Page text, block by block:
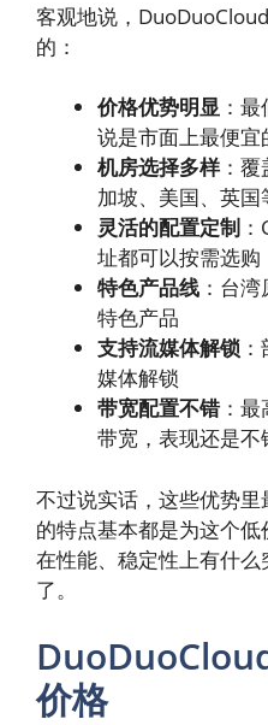
客观地说，
的：
价格优势明显 ：
说是市面上最便宜
机房选择多样：覆
加坡、美国、英国
灵活的配置定制
址都可以按需选购
特色产品线 ：台
特色产品
支持流媒体解锁
媒体解锁
带宽配置不错：最
带宽，表现还是不
不过说实话，这些优势里
的特点基本都是为这个
在性能、稳定性上有什
了。
价格